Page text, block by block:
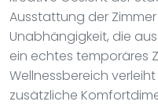
Ausstattung der
Unabhängigkeit, die
ein echtes temporäres
Wellnessbereich
zusätzliche